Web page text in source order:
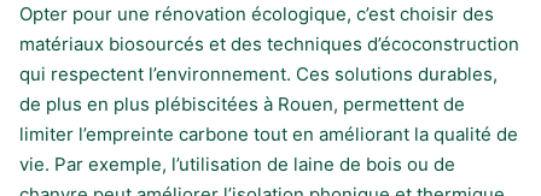
Opter pour une rénovation écologique, c’est choisir des
matériaux biosourcés et des techniques d’écoconstruction
qui respectent l’environnement. Ces solutions durables,
de plus en plus plébiscitées à Rouen, permettent de
limiter l’empreinte carbone tout en améliorant la qualité de
vie. Par exemple, l’utilisation de laine de bois ou de